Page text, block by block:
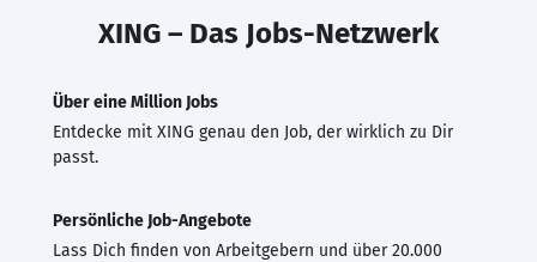
XING – Das Jobs-Netzwerk
Über eine Million Jobs
Entdecke mit XING genau den Job, der wirklich zu Dir
passt.
Persönliche Job-Angebote
Lass Dich finden von Arbeitgebern und über 20.000